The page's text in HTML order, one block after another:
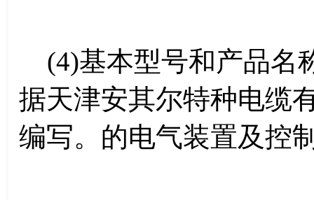
(4)基本型号和产品名
据天津安其尔特种电缆
编写。的电气装置及控